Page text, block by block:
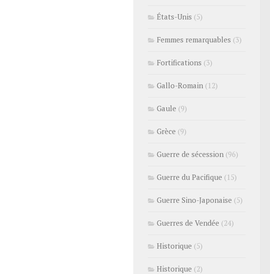
États-Unis (5)
Femmes remarquables (3)
Fortifications (3)
Gallo-Romain (12)
Gaule (9)
Grèce (9)
Guerre de sécession (96)
Guerre du Pacifique (15)
Guerre Sino-Japonaise (5)
Guerres de Vendée (24)
Historique (5)
Historique (2)